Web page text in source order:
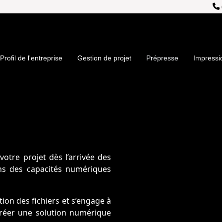
Profil de l'entreprise Gestion de projet Prépresse
projet dès l’arrivée des
des capacités numériques
des fichiers et s’engage à
une solution numérique